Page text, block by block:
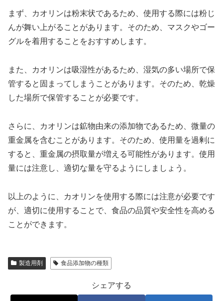
まず、カオリンは粉末状であるため、使用する際には粉じ
んが舞い上がることがあります。そのため、マスクやゴー
グルを着用することをおすすめします。
また、カオリンは吸湿性があるため、湿気の多い場所で保
管すると固まってしまうことがあります。そのため、乾燥
した場所で保管することが必要です。
さらに、カオリンは鉱物由来の添加物であるため、微量の
重金属を含むことがあります。そのため、使用量を過剰に
すると、重金属の摂取量が増える可能性があります。使用
量には注意し、適切な量を守るようにしましょう。
以上のように、カオリンを使用する際には注意が必要です
が、適切に使用することで、食品の品質や安全性を高める
ことができます。
製造用剤 食品添加物の種類
シェアする